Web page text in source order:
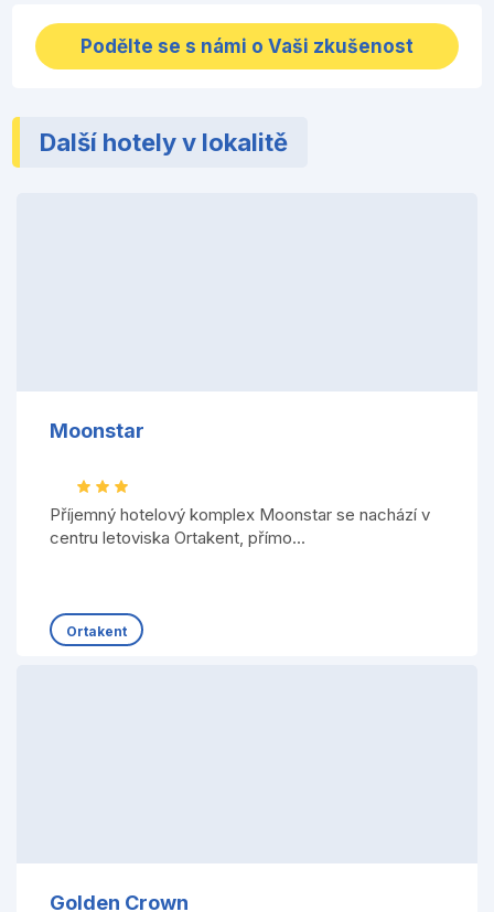
Podělte se s námi o Vaši zkušenost
Další hotely v lokalitě
Moonstar
Příjemný hotelový komplex Moonstar se nachází v
centru letoviska Ortakent, přímo...
Ortakent
Golden Crown